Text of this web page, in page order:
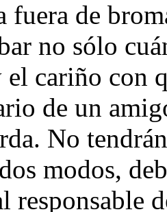
fuera de
no sólo
el cariño con
de un
No
modos,
responsable